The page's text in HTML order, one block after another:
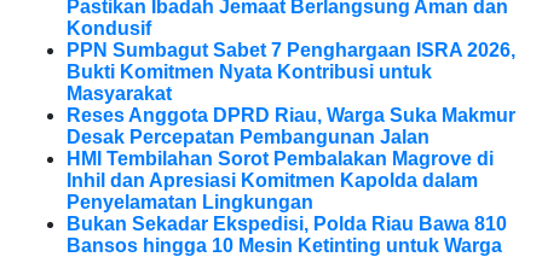
Pastikan Ibadah Jemaat Berlangsung Aman dan
Kondusif
PPN Sumbagut Sabet 7 Penghargaan ISRA 2026,
Bukti Komitmen Nyata Kontribusi untuk
Masyarakat
Reses Anggota DPRD Riau, Warga Suka Makmur
Desak Percepatan Pembangunan Jalan
HMI Tembilahan Sorot Pembalakan Magrove di
Inhil dan Apresiasi Komitmen Kapolda dalam
Penyelamatan Lingkungan
Bukan Sekadar Ekspedisi, Polda Riau Bawa 810
Bansos hingga 10 Mesin Ketinting untuk Warga